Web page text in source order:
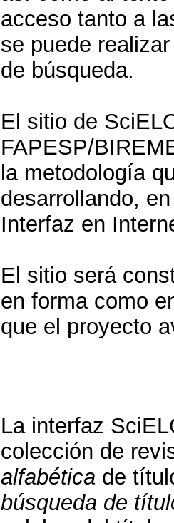
acceso tanto a
se puede
de búsqueda.
El sitio de
FAPESP/
la metodología
desarrollando,
Interfaz en
El sitio será
en forma como
que el proyecto
La interfaz
colección de
alfabética de
búsqueda de